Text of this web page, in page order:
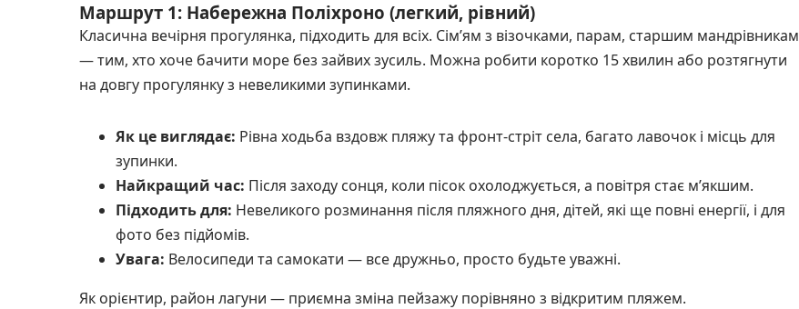
Маршрут 1: Набережна Поліхроно (легкий, рівний)
Класична вечірня прогулянка, підходить для всіх. Сім’ям з візочками, парам, старшим мандрівникам
— тим, хто хоче бачити море без зайвих зусиль. Можна робити коротко 15 хвилин або розтягнути
на довгу прогулянку з невеликими зупинками.
Як це виглядає: Рівна ходьба вздовж пляжу та фронт-стріт села, багато лавочок і місць для
зупинки.
Найкращий час: Після заходу сонця, коли пісок охолоджується, а повітря стає м’якшим.
Підходить для: Невеликого розминання після пляжного дня, дітей, які ще повні енергії, і для
фото без підйомів.
Увага: Велосипеди та самокати — все дружньо, просто будьте уважні.
Як орієнтир, район лагуни — приємна зміна пейзажу порівняно з відкритим пляжем.